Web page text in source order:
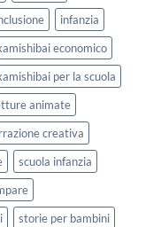
infanzia
economico
per la scuola
animate
creativa
scuola infanzia
storie per bambini